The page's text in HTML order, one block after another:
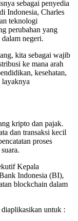
sebagai penyedia
Indonesia, Charles
teknologi
perubahan yang
negeri.
kita sebagai wajib
ke mana arah
kesehatan,
layaknya
kripto dan pajak.
dan transaksi kecil
proses
Kepala
Indonesia (BI),
blockchain dalam
untuk :